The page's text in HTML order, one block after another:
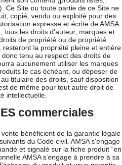
Ce Site ou toute partie de ce Site ne
copié, vendu ou exploité pour des
expresse et écrite de AMSA
tous les droits d’auteur, marques et
de propriété ou de propriété
resteront la propriété pleine et entière
tenu au respect des droits de
aucunement utiliser les marques
le cas échéant, ou déposer de
titulaire des droits, sauf disposition
de même pour tout autre droit de
intellectuelle.
commerciales
bénéficient de la garantie légale
du Code civil. AMSA s'engage
et signalé sur la fiche produit "en
AMSA s'engage à prendre à sa